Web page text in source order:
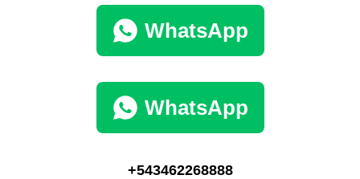
WhatsApp
WhatsApp
+543462268888